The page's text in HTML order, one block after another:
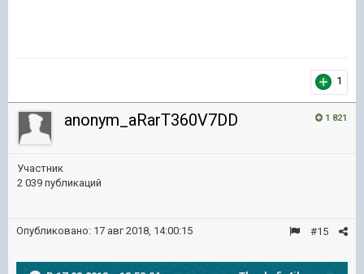
1
1 821
anonym_aRarT360V7DD
Участник
2 039 публикаций
#15
Опубликовано: 17 авг 2018, 14:00:15